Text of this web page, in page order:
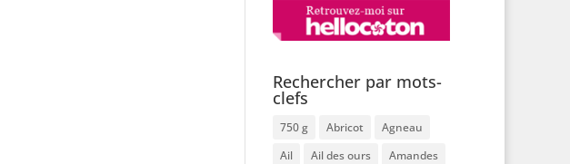
Rechercher par mots-
clefs
750 g Abricot
Agneau
Ail
Ail des ours
Amandes